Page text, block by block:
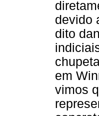
devido
dito
em
vimos